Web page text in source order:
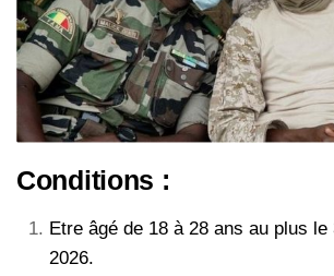
Conditions :
Etre âgé de 18 à 28 ans au plus le
2026.